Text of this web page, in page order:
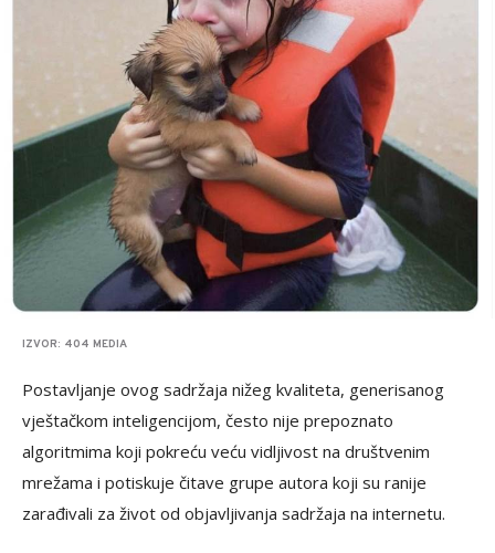
IZVOR: 404 MEDIA
Postavljanje ovog sadržaja nižeg kvaliteta, generisanog
vještačkom inteligencijom, često nije prepoznato
algoritmima koji pokreću veću vidljivost na društvenim
mrežama i potiskuje čitave grupe autora koji su ranije
zarađivali za život od objavljivanja sadržaja na internetu.